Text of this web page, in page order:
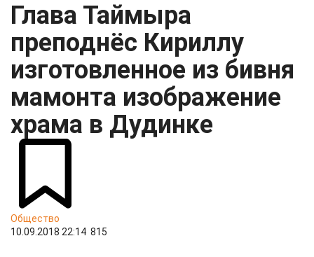
Глава Таймыра
преподнёс Кириллу
изготовленное из бивня
мамонта изображение
храма в Дудинке
Общество
10.09.2018 22:14 815